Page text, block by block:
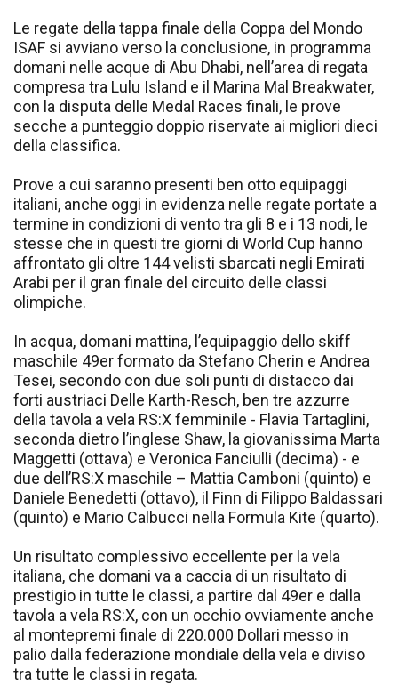
Le regate della tappa finale della Coppa del Mondo
ISAF si avviano verso la conclusione, in programma
domani nelle acque di Abu Dhabi, nell’area di regata
compresa tra Lulu Island e il Marina Mal Breakwater,
con la disputa delle Medal Races finali, le prove
secche a punteggio doppio riservate ai migliori dieci
della classifica.
Prove a cui saranno presenti ben otto equipaggi
italiani, anche oggi in evidenza nelle regate portate a
termine in condizioni di vento tra gli 8 e i 13 nodi, le
stesse che in questi tre giorni di World Cup hanno
affrontato gli oltre 144 velisti sbarcati negli Emirati
Arabi per il gran finale del circuito delle classi
olimpiche.
In acqua, domani mattina, l’equipaggio dello skiff
maschile 49er formato da Stefano Cherin e Andrea
Tesei, secondo con due soli punti di distacco dai
forti austriaci Delle Karth-Resch, ben tre azzurre
della tavola a vela RS:X femminile - Flavia Tartaglini,
seconda dietro l’inglese Shaw, la giovanissima Marta
Maggetti (ottava) e Veronica Fanciulli (decima) - e
due dell’RS:X maschile – Mattia Camboni (quinto) e
Daniele Benedetti (ottavo), il Finn di Filippo Baldassari
(quinto) e Mario Calbucci nella Formula Kite (quarto).
Un risultato complessivo eccellente per la vela
italiana, che domani va a caccia di un risultato di
prestigio in tutte le classi, a partire dal 49er e dalla
tavola a vela RS:X, con un occhio ovviamente anche
al montepremi finale di 220.000 Dollari messo in
palio dalla federazione mondiale della vela e diviso
tra tutte le classi in regata.